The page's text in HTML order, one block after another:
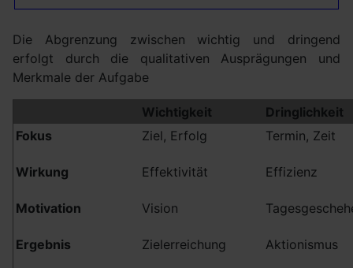
Die Abgrenzung zwischen wichtig und dringend
erfolgt durch die qualitativen Ausprägungen und
Merkmale der Aufgabe
Wichtigkeit
Dringlichkeit
Fokus
Ziel, Erfolg Termin, Zeit
Wirkung Effektivität Effizienz
Motivation Vision
Ergebnis Zielerreichung Aktionismus